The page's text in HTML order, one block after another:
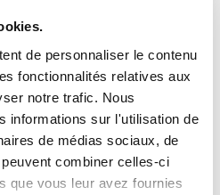
de personnaliser le contenu
fonctionnalités relatives aux
notre trafic. Nous
informations sur l'utilisation de
de médias sociaux, de
combiner celles-ci
que vous leur avez fournies
contrôle